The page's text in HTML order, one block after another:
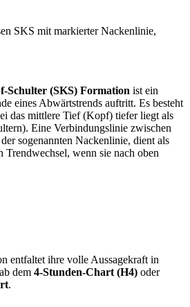
Schulter (SKS) Formation ist ein
eines Abwärtstrends auftritt. Es besteht
das mittlere Tief (Kopf) tiefer liegt als
Eine Verbindungslinie zwischen
sogenannten Nackenlinie, dient als
Trendwechsel, wenn sie nach oben
entfaltet ihre volle Aussagekraft in
dem 4-Stunden-Chart (H4) oder
.